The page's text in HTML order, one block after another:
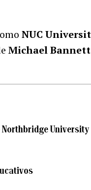
NUC
Michael Bannett
Northbridge University